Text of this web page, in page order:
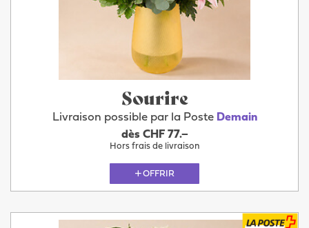
Sourire
Livraison possible par la Poste Demain
dès CHF 77.–
Hors frais de livraison
OFFRIR